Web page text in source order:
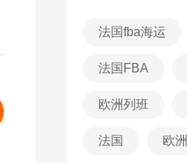
法国fba海运
法国FBA
欧洲列班
法国 欧